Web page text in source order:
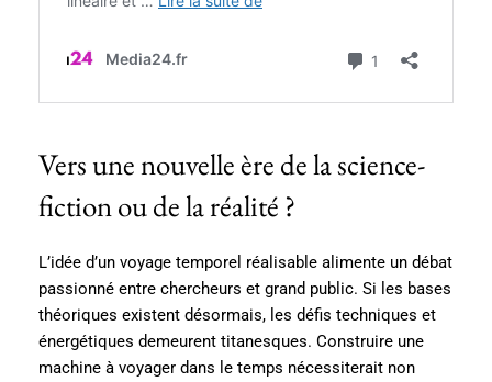
Vers une nouvelle ère de la science-
fiction ou de la réalité ?
L’idée d’un voyage temporel réalisable alimente un débat
passionné entre chercheurs et grand public. Si les bases
théoriques existent désormais, les défis techniques et
énergétiques demeurent titanesques. Construire une
machine à voyager dans le temps nécessiterait non